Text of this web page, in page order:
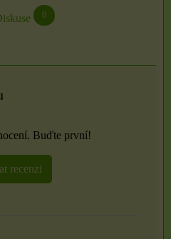
0
Buďte první!
recenzi